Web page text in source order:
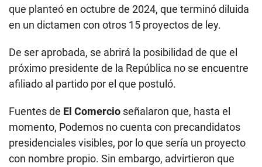
que planteó en octubre de 2024, que terminó diluida
en un dictamen con otros 15 proyectos de ley.
De ser aprobada, se abrirá la posibilidad de que el
próximo presidente de la República no se encuentre
afiliado al partido por el que postuló.
Fuentes de El Comercio señalaron que, hasta el
momento, Podemos no cuenta con precandidatos
presidenciales visibles, por lo que sería un proyecto
con nombre propio. Sin embargo, advirtieron que